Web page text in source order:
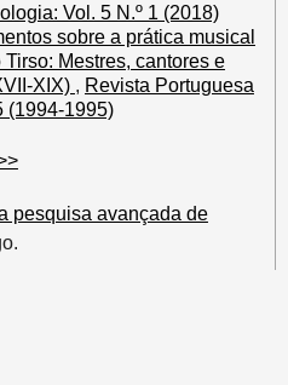
Vol. 5 N.º 1 (2018)
sobre a prática musical
Mestres, cantores e
XIX) , Revista Portuguesa
(1994-1995)
pesquisa avançada de